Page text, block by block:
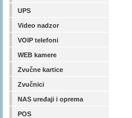
UPS
Video nadzor
VOIP telefoni
WEB kamere
Zvučne kartice
Zvučnici
NAS uređaji i oprema
POS